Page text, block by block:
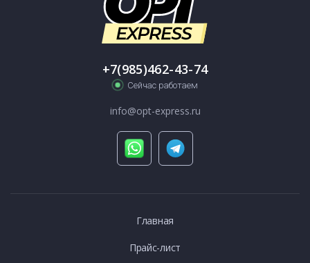
+7(985)462-43-74
Сейчас работаем
info@opt-express.ru
Главная
Прайс-лист